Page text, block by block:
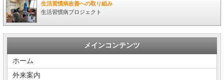
生活習慣病改善への取り組み
生活習慣病プロジェクト
メインコンテンツ
ホーム
外来案内